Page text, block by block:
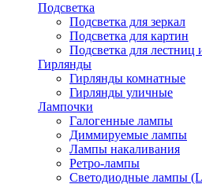
Подсветка
Подсветка для зеркал
Подсветка для картин
Подсветка для лестниц
Гирлянды
Гирлянды комнатные
Гирлянды уличные
Лампочки
Галогенные лампы
Диммируемые лампы
Лампы накаливания
Ретро-лампы
Светодиодные лампы